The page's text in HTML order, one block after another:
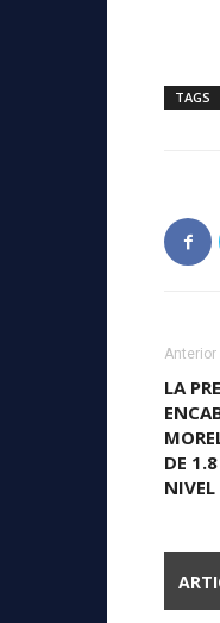
TAGS
Anterior
LA
DE